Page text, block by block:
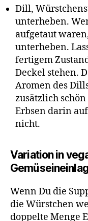
Dill,
unterheben.
aufgetaut
unterheben.
fertigem
Deckel stehen.
Aromen des
zusätzlich
Erbsen darin
nicht.
Variation in
Wenn Du die
die Würstchen
doppelte Menge